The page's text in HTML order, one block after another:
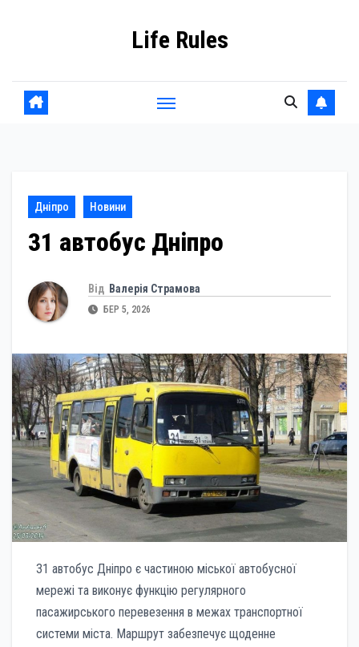
Life Rules
Дніпро Новини
31 автобус Дніпро
Від Валерія Страмова
БЕР 5, 2026
31 автобус Дніпро є частиною міської автобусної
мережі та виконує функцію регулярного
пасажирського перевезення в межах транспортної
системи міста. Маршрут забезпечує щоденне